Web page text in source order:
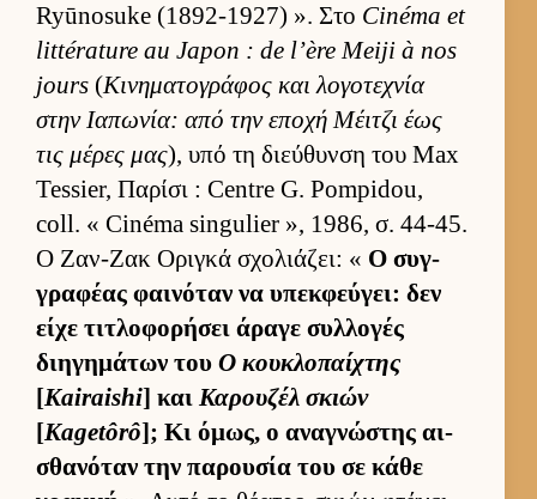
Ryūnosuke (1892-1927) ». Στο Cinéma et
littérature au Japon : de l’ère Meiji à nos
jours (Κινηματογράφος και λογοτεχνία
στην Ια­πωνία: από την εποχή Μέιτζι έως
τις μέρες μας), υπό τη διεύ­θυνση του Max
Tessier, Παρίσι : Centre G. Pompidou,
coll. « Cinéma singulier », 1986, σ. 44-45.
Ο Ζαν-Ζακ Οριγκά σχολιάζει: « Ο συγ­
γραφέας φαι­νόταν να υπεκ­φεύ­γει: δεν
είχε τιτλοφορήσει άραγε συλ­λογές
διηγημάτων του Ο κου­κλοπαί­χτης
[Kairaishi] και Καρου­ζέλ σκιών
[Kagetôrô]; Κι όμως, ο αναγνώστης αι­
σθανόταν την παρου­σία του σε κάθε